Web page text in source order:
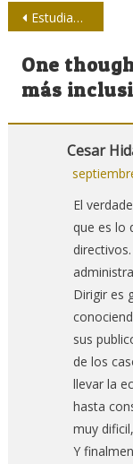
de
entradas
Estudiantes de Periodismo visitan medios de prensa en Camagüey
One
más
Cesar
El
que es lo
Dirigir es
sus
de los
llevar la
hasta
muy
Y